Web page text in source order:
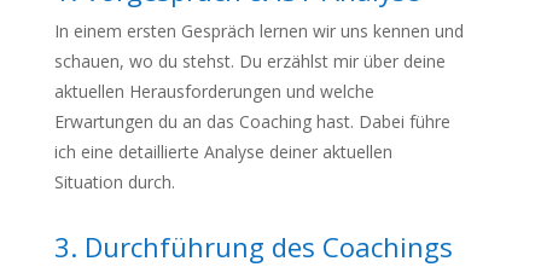
In einem ersten Gespräch lernen wir uns kennen und
schauen, wo du stehst. Du erzählst mir über deine
aktuellen Herausforderungen und welche
Erwartungen du an das Coaching hast. Dabei führe
ich eine detaillierte Analyse deiner aktuellen
Situation durch.
3. Durchführung des Coachings